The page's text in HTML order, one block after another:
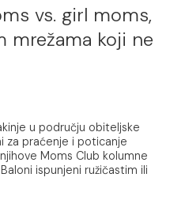
vs. girl moms,
mrežama koji ne
u području obiteljske
za praćenje i poticanje
Moms Club kolumne
ispunjeni ružičastim ili